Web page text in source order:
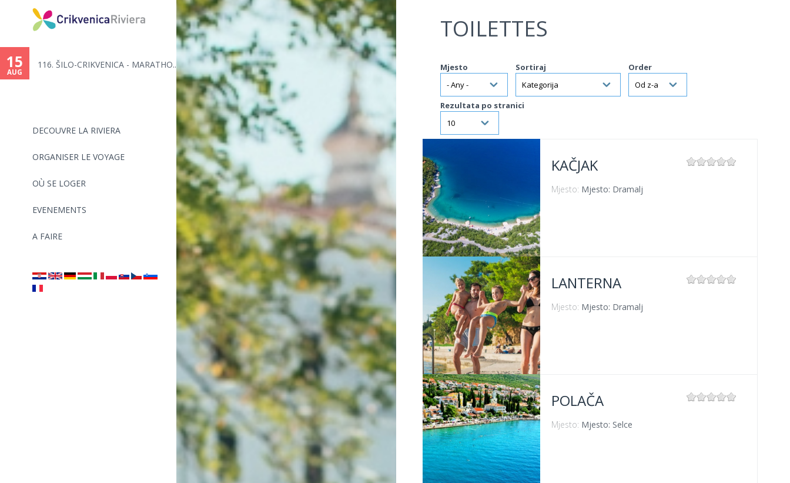
Jump to navigation
DECOUVRE LA RIVIERA
ORGANISER LE VOYAGE
OÙ SE LOGER
EVENEMENTS
A FAIRE
15
AUG
116. ŠILO-CRIKVENICA - MARATHO...
TOILETTES
Mjesto Sortiraj Order
Rezultata po stranici
VIŠE INFORMACIJA
KAČJAK
Mjesto: Mjesto: Dramalj
VIŠE INFORMACIJA
LANTERNA
Mjesto: Mjesto: Dramalj
VIŠE INFORMACIJA
POLAČA
Mjesto: Mjesto: Selce